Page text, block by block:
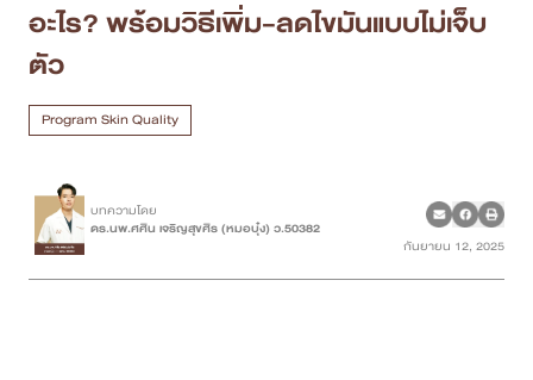
Program Skin Quality
Program Body Confidence
แพทย์ของเรา
เคสรีวิว
Case Review
อะไร? พร้อมวิธีเพิ่ม-ลดไขมันแบบไม่เจ็บ
ตัว
Program Skin Quality
บทความโดย
ดร.นพ.ศศิน เจริญสุขศิร (หมอบุ๋ง) ว.50382
กันยายน 12, 2025